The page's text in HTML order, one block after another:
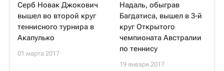
Серб Новак Джокович
вышел во второй круг
теннисного турнира в
Акапулько
01 марта 2017
Надаль, обыграв
Багдатиса, вышел в 3-й
круг Открытого
чемпионата Австралии
по теннису
19 января 2017